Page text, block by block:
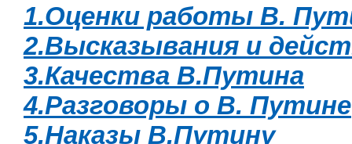
1.Оценки работы В.
2.Высказывания и
3.Качества В.Путина
4.Разговоры о В. Путине
5.Наказы В.Путину